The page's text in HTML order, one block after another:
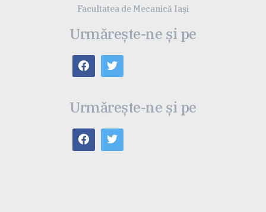
Facultatea de Mecanică Iaşi
Urmărește-ne și pe
Urmărește-ne și pe